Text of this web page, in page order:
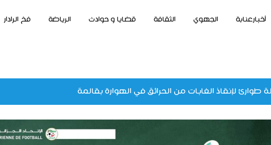
أخبارعنابة الجهوي الثقافة قضايا و حوادث الرياضة فخ الرادار
طوارئ لإنقاذ الغابات من الحرائق في الهوارة بقالمة